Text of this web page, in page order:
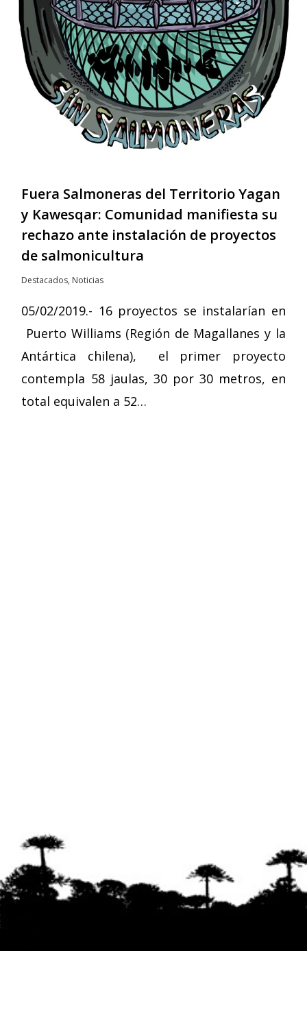
Fuera Salmoneras del Territorio Yagan
y Kawesqar: Comunidad manifiesta su
rechazo ante instalación de proyectos
de salmonicultura
Destacados, Noticias
05/02/2019.- 16 proyectos se instalarían en
Puerto Williams (Región de Magallanes y la
Antártica chilena), el primer proyecto
contempla 58 jaulas, 30 por 30 metros, en
total equivalen a 52…